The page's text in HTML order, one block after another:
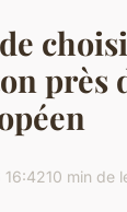
près
10 min de